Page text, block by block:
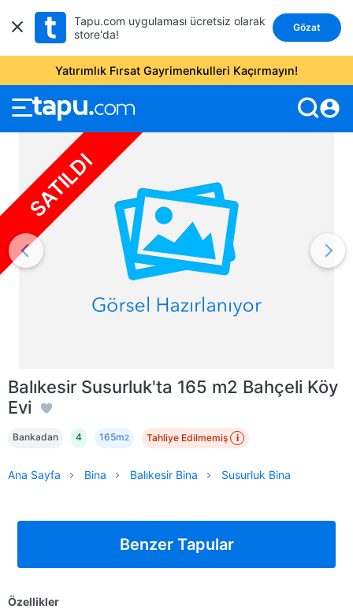
Tapu.com uygulaması ücretsiz olarak
store'da!
Gözat
Yatırımlık Fırsat Gayrimenkulleri Kaçırmayın!
account_circle
SATILDI
Benzer Tapular
Özellikler
Balıkesir Susurluk'ta 165 m2 Bahçeli Köy
Evi
Bankadan 4 165m2 Tahliye Edilmemiş i
Ana Sayfa Bina Balıkesir Bina Susurluk Bina